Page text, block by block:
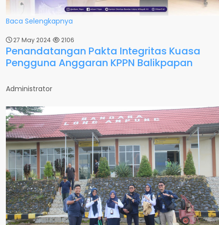
Baca Selengkapnya
27 May 2024 2106
Penandatangan Pakta Integritas Kuasa
Pengguna Anggaran KPPN Balikpapan
Administrator